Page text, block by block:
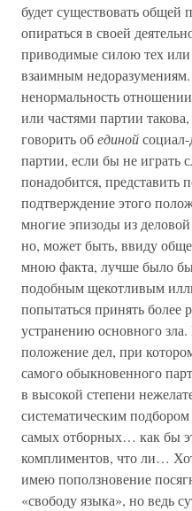
будет существовать
опираться в своей
приводимые силою тех или
взаимным
ненормальность
или частями партии
говорить обединой
партии, если бы не играть
понадобится, представить
подтверждение этого
многие эпизоды из
но, может быть, ввиду
мною факта, лучше было бы
подобным щекотливым
попытаться принять
устранению основного зла.
положение дел, при
самого обыкновенного
в высокой степени
систематическим
самых отборных… как бы
комплиментов, что ли…
имею поползновение
«свободу языка», но ведь